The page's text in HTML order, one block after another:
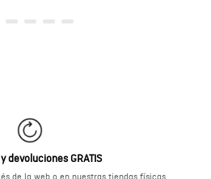
devoluciones GRATIS